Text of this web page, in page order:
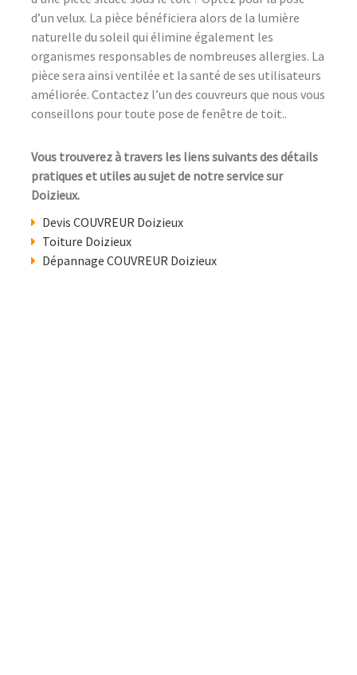
d’un velux. La pièce bénéficiera alors de la lumière
naturelle du soleil qui élimine également les
organismes responsables de nombreuses allergies. La
pièce sera ainsi ventilée et la santé de ses utilisateurs
améliorée. Contactez l’un des couvreurs que nous vous
conseillons pour toute pose de fenêtre de toit..
Vous trouverez à travers les liens suivants des détails
pratiques et utiles au sujet de notre service sur
Doizieux.
Devis COUVREUR Doizieux
Toiture Doizieux
Dépannage COUVREUR Doizieux